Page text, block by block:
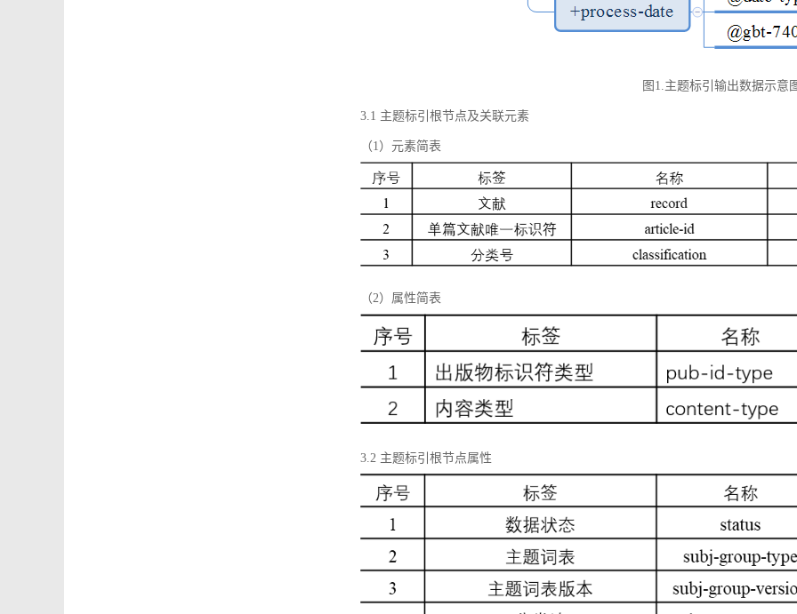
图1.主题标引输出数据示意
3.1 主题标引根节点及关联元素
（1）元素简表
（2）属性简表
3.2 主题标引根节点属性